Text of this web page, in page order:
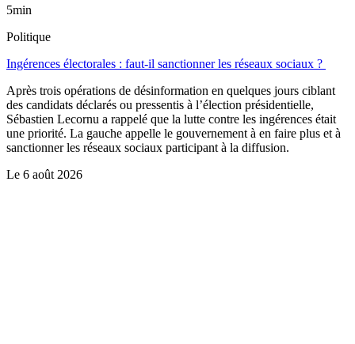
5min
Politique
Ingérences électorales : faut-il sanctionner les réseaux sociaux ?
Après trois opérations de désinformation en quelques jours ciblant
des candidats déclarés ou pressentis à l’élection présidentielle,
Sébastien Lecornu a rappelé que la lutte contre les ingérences était
une priorité. La gauche appelle le gouvernement à en faire plus et à
sanctionner les réseaux sociaux participant à la diffusion.
Le 6 août 2026